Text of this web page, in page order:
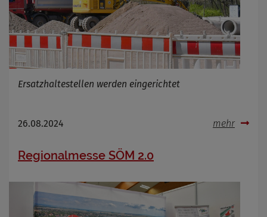
Ersatzhaltestellen werden eingerichtet
26.08.2024 mehr
Regionalmesse SÖM 2.0